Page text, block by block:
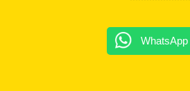
WhatsApp